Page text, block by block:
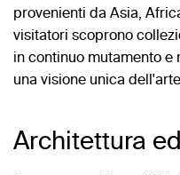
provenienti da Asia,
visitatori scoprono
in continuo mutamento
una visione unica
Architettura